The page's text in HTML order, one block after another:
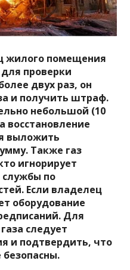
жилого помещения
проверки
двух раз, он
и получить штраф.
небольшой (10
восстановление
выложить
Также газ
игнорирует
службы по
Если владелец
оборудование
Для
следует
и подтвердить, что